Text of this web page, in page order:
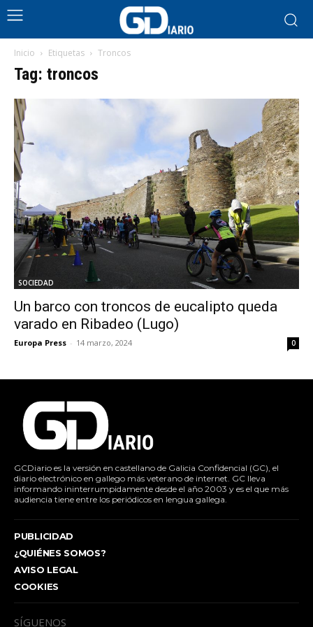
Inicio Etiquetas Troncos
Tag: troncos
SOCIEDAD
Un barco con troncos de eucalipto queda
varado en Ribadeo (Lugo)
Europa Press - 14 marzo, 2024 0
GCDiario es la versión en castellano de Galicia Confidencial (GC), el
diario electrónico en gallego más veterano de internet. GC lleva
informando ininterrumpidamente desde el año 2003 y es el que más
audiencia tiene entre los periódicos en lengua gallega.
PUBLICIDAD
¿QUIÉNES SOMOS?
AVISO LEGAL
COOKIES
SÍGUENOS